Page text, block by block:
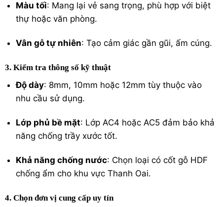
Màu tối: Mang lại vẻ sang trọng, phù hợp với biệt
thự hoặc văn phòng.
Vân gỗ tự nhiên: Tạo cảm giác gần gũi, ấm cúng.
3. Kiểm tra thông số kỹ thuật
Độ dày: 8mm, 10mm hoặc 12mm tùy thuộc vào
nhu cầu sử dụng.
Lớp phủ bề mặt: LớpAC4 hoặc AC5 đảm bảo khả
năng chống trầy xước tốt.
Khả năng chống nước: Chọn loại có cốt gỗ HDF
chống ẩm cho khu vực Thanh Oai.
4. Chọn đơn vị cung cấp uy tín